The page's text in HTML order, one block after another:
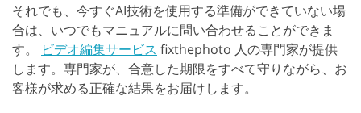
それでも、今すぐAI技術を使用する準備ができていない場
合は、いつでもマニュアルに問い合わせることができま
す。
ビデオ編集サービス fixthephoto 人の専門家が提供
します。専門家が、合意した期限をすべて守りながら、お
客様が求める正確な結果をお届けします。